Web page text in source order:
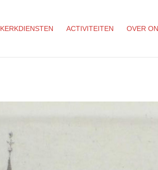
KERKDIENSTEN ACTIVITEITEN OVER